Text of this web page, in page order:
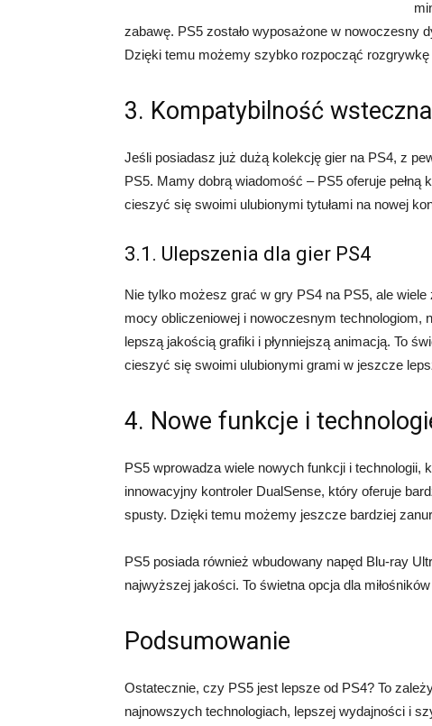
zabawę. PS5 zostało wyposażone w nowoczesny
Dzięki temu możemy szybko rozpocząć
3. Kompatybilność wsteczna
Jeśli posiadasz już dużą kolekcję gier na PS4, z
PS5. Mamy dobrą wiadomość – PS5 oferuje
cieszyć się swoimi ulubionymi tytułami na nowej
3.1. Ulepszenia dla gier PS4
Nie tylko możesz grać w gry PS4 na PS5, ale
mocy obliczeniowej i nowoczesnym technologiom,
lepszą jakością grafiki i płynniejszą animacją. To
cieszyć się swoimi ulubionymi grami w jeszcze
4. Nowe funkcje i
PS5 wprowadza wiele nowych funkcji i technologii,
innowacyjny kontroler DualSense, który oferuje
spusty. Dzięki temu możemy jeszcze bardziej
PS5 posiada również wbudowany napęd Blu-ray
najwyższej jakości. To świetna opcja dla
Podsumowanie
Ostatecznie, czy PS5 jest lepsze od PS4? To
najnowszych technologiach, lepszej wydajności i